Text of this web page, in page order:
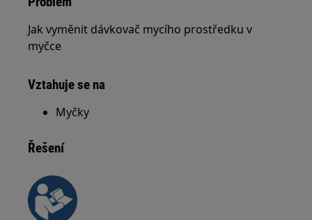
Jak vyměnit dávkovač mycího prostředku v
myčce
Vztahuje se na
Myčky
Řešení